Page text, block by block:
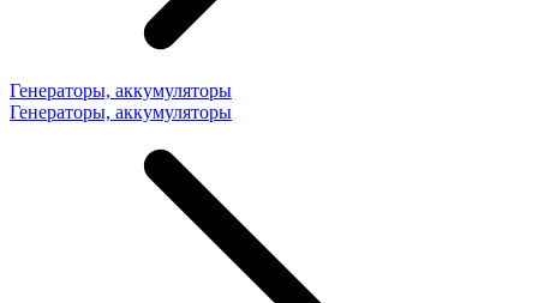
Генераторы, аккумуляторы
Генераторы, аккумуляторы